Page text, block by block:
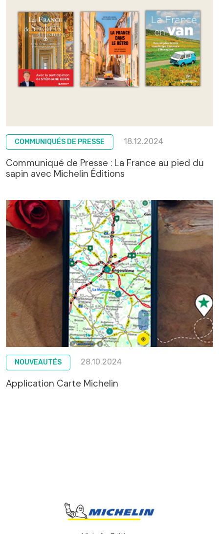
COMMUNIQUÉS DE PRESSE 18.12.2024
Communiqué de Presse : La France au pied du
sapin avec Michelin Éditions
NOUVEAUTÉS 28.10.2024
Application Carte Michelin